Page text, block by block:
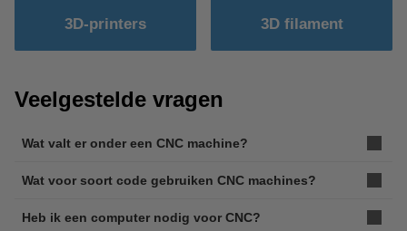
3D-printers 3D filament
Veelgestelde vragen
Wat valt er onder een CNC machine?
Wat voor soort code gebruiken CNC machines?
Heb ik een computer nodig voor CNC?